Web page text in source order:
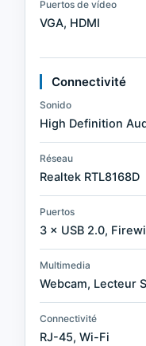
Puertos de vídeo
VGA, HDMI
Connectivité
Sonido
High Definition
Réseau
Realtek RTL8168D
Puertos
3 × USB 2.0,
Multimedia
Webcam, Lecteur
Connectivité
RJ-45, Wi-Fi